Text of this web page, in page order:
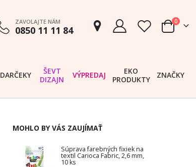
ZAVOLAJTE NÁM
0850 11 11 84 Cart
0
DARČEKY
ŠEVT
DIZAJN
VÝPREDAJ
EKO
PRODUKTY
ZNAČKY
MOHLO BY VÁS ZAUJÍMAŤ
Súprava farebných fixiek na
textil Carioca Fabric, 2,6 mm,
10 ks